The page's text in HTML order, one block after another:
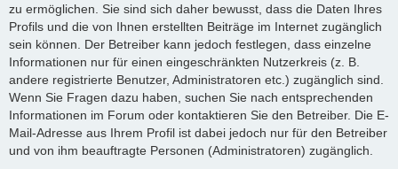
zu ermöglichen. Sie sind sich daher bewusst, dass die Daten Ihres
Profils und die von Ihnen erstellten Beiträge im Internet zugänglich
sein können. Der Betreiber kann jedoch festlegen, dass einzelne
Informationen nur für einen eingeschränkten Nutzerkreis (z. B.
andere registrierte Benutzer, Administratoren etc.) zugänglich sind.
Wenn Sie Fragen dazu haben, suchen Sie nach entsprechenden
Informationen im Forum oder kontaktieren Sie den Betreiber. Die E-
Mail-Adresse aus Ihrem Profil ist dabei jedoch nur für den Betreiber
und von ihm beauftragte Personen (Administratoren) zugänglich.